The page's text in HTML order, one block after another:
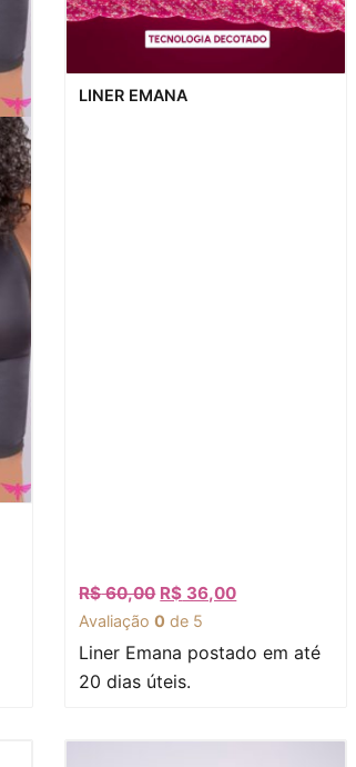
Visualização rápida
LINER EMANA
R$60,00 R$ 36,00
Avaliação0 de 5
Liner Emana postado em até
20 dias úteis.